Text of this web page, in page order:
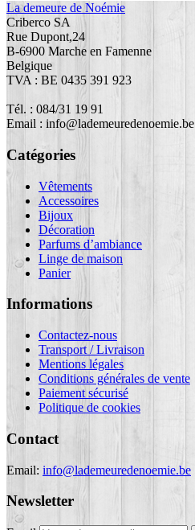
La demeure de Noémie
Criberco SA
Rue Dupont,24
B-6900 Marche en Famenne
Belgique
TVA : BE 0435 391 923
Tél. : 084/31 19 91
Email : info@lademeuredenoemie.be
Catégories
Vêtements
Accessoires
Bijoux
Décoration
Parfums d’ambiance
Linge de maison
Panier
Informations
Contactez-nous
Transport / Livraison
Mentions légales
Conditions générales de vente
Paiement sécurisé
Politique de cookies
Contact
Email: info@lademeuredenoemie.be
Newsletter